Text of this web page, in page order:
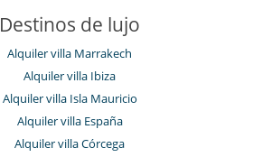
Destinos de lujo
Alquiler villa Marrakech
Alquiler villa Ibiza
Alquiler villa Isla Mauricio
Alquiler villa España
Alquiler villa Córcega